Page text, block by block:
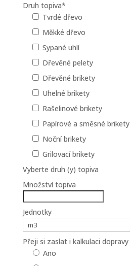
Druh topiva*
Tvrdé dřevo
Měkké dřevo
Sypané uhlí
Dřevěné pelety
Dřevěné brikety
Uhelné brikety
Rašelinové brikety
Papírové a směsné brikety
Noční brikety
Grilovací brikety
Vyberte druh (y) topiva
Množství topiva
Jednotky
Přeji si zaslat i kalkulaci dopravy
Ano